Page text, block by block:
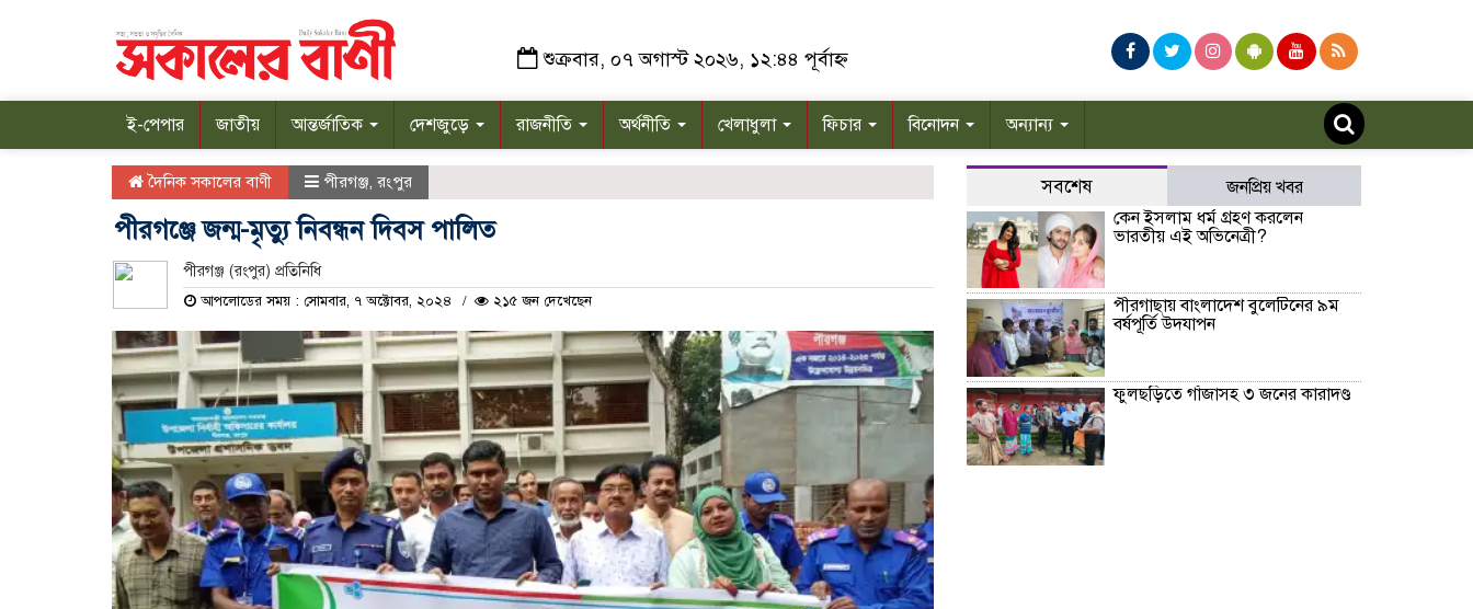
শুক্রবার, ০৭ অগাস্ট ২০২৬, ১২:৪৪ পূর্বাহ্ন
ই-পেপার জাতীয় আন্তর্জাতিক দেশজুড়ে রাজনীতি অর্থনীতি খেলাধুলা ফিচার বিনোদন অন্যান্য
দৈনিক সকালের বাণী পীরগঞ্জ রংপুর
পীরগঞ্জে জন্ম-মৃত্যু নিবন্ধন দিবস পালিত
পীরগঞ্জ (রংপুর) প্রতিনিধি
আপলোডের সময় : সোমবার, ৭ অক্টোবর, ২০২৪ ২১৫ জন দেখেছেন
সবশেষ
জনপ্রিয় খবর
কেন ইসলাম ধর্ম গ্রহণ করলেন
ভারতীয় এই অভিনেত্রী?
পীরগাছায় বাংলাদেশ বুলেটিনের ৯ম
বর্ষপূর্তি উদযাপন
ফুলছড়িতে গাঁজাসহ ৩ জনের কারাদণ্ড